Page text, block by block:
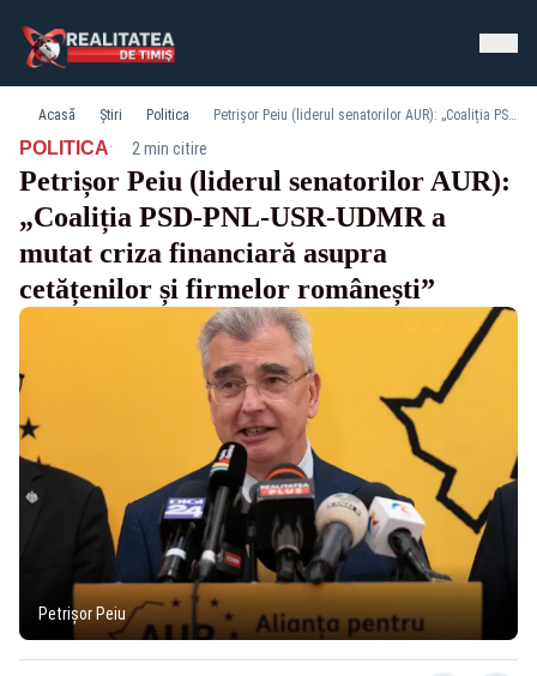
Acasă Știri Politica Petrișor Peiu (liderul senatorilor AUR): „Coaliția PSD-PNL-USR-UDMR a mutat criza financiară asupra cetățenilor și firmelor românești”
POLITICA· 2 min citire
Petrișor Peiu (liderul senatorilor AUR):
„Coaliția PSD-PNL-USR-UDMR a
mutat criza financiară asupra
cetățenilor și firmelor românești”
Petrișor Peiu